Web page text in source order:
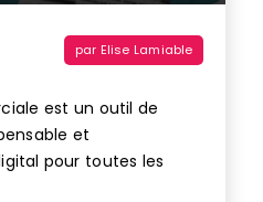
par Elise Lamiable
est un outil de
et
pour toutes les